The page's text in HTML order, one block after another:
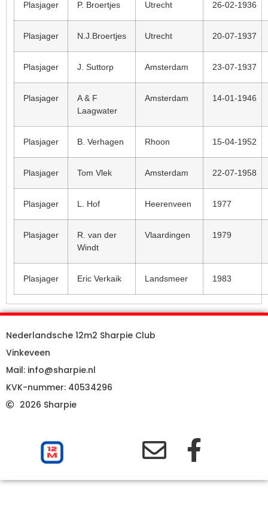
Plasjager P. Broertjes Utrecht 26-02-1936
Plasjager N.J.Broertjes Utrecht 20-07-1937
Plasjager J. Suttorp Amsterdam 23-07-1937
Plasjager
A & F
Laagwater
Amsterdam 14-01-1946
Plasjager B. Verhagen Rhoon 15-04-1952
Plasjager Tom Vlek Amsterdam 22-07-1958
Plasjager L. Hof Heerenveen 1977
Plasjager
R. van der
Windt
Vlaardingen 1979
Plasjager Eric Verkaik Landsmeer 1983
Nederlandsche 12m2 Sharpie Club
Vinkeveen
Mail: info@sharpie.nl
KVK-nummer: 40534296
2026 Sharpie